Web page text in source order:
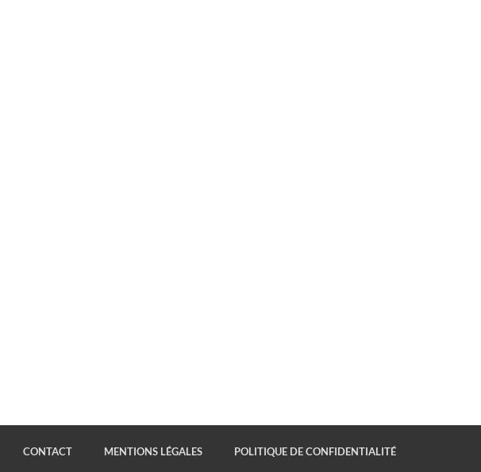
CONTACT MENTIONS LÉGALES POLITIQUE DE CONFIDENTIALITÉ